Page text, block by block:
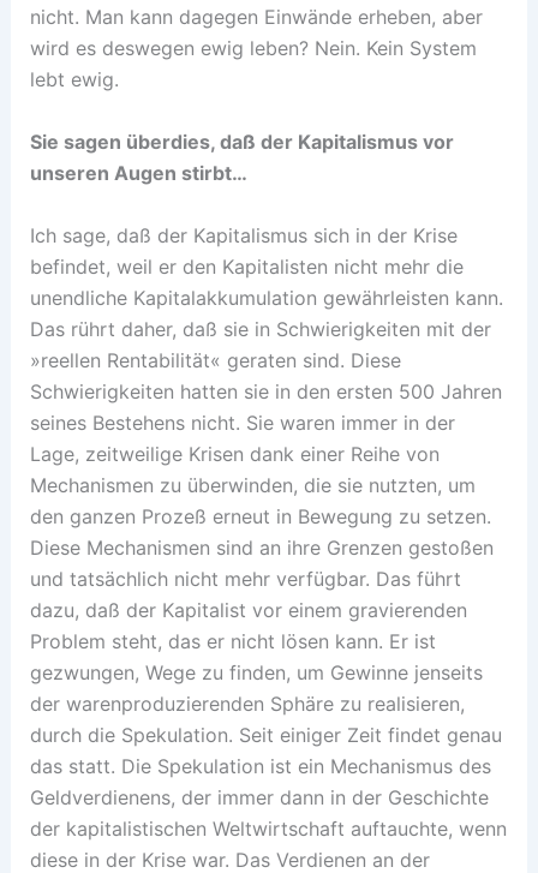
nicht. Man kann dagegen Einwände erheben, aber
wird es deswegen ewig leben? Nein. Kein System
lebt ewig.
Sie sagen überdies, daß der Kapitalismus vor
unseren Augen stirbt…
Ich sage, daß der Kapitalismus sich in der Krise
befindet, weil er den Kapitalisten nicht mehr die
unendliche Kapitalakkumulation gewährleisten kann.
Das rührt daher, daß sie in Schwierigkeiten mit der
»reellen Rentabilität« geraten sind. Diese
Schwierigkeiten hatten sie in den ersten 500 Jahren
seines Bestehens nicht. Sie waren immer in der
Lage, zeitweilige Krisen dank einer Reihe von
Mechanismen zu überwinden, die sie nutzten, um
den ganzen Prozeß erneut in Bewegung zu setzen.
Diese Mechanismen sind an ihre Grenzen gestoßen
und tatsächlich nicht mehr verfügbar. Das führt
dazu, daß der Kapitalist vor einem gravierenden
Problem steht, das er nicht lösen kann. Er ist
gezwungen, Wege zu finden, um Gewinne jenseits
der warenproduzierenden Sphäre zu realisieren,
durch die Spekulation. Seit einiger Zeit findet genau
das statt. Die Spekulation ist ein Mechanismus des
Geldverdienens, der immer dann in der Geschichte
der kapitalistischen Weltwirtschaft auftauchte, wenn
diese in der Krise war. Das Verdienen an der